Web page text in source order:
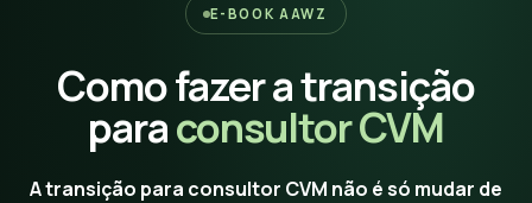
E-BOOK AAWZ
Como fazer a transição
paraconsultor CVM
A transição para consultor CVM não é só mudar de